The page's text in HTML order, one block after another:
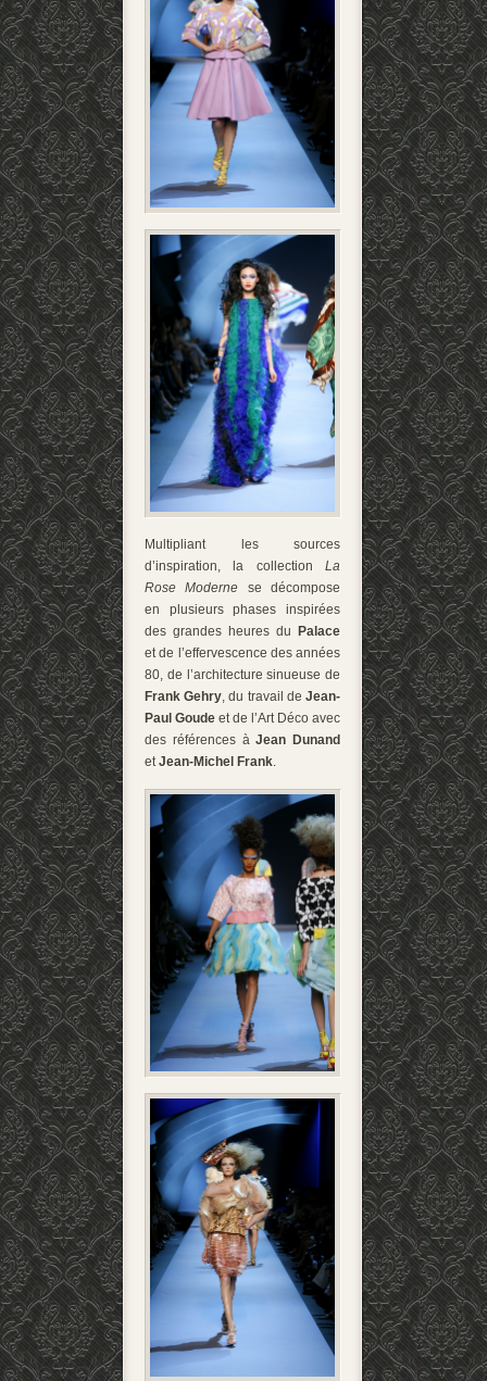
Multipliant les sources
d’inspiration, la collection La
Rose Moderne se décompose
en plusieurs phases inspirées
des grandes heures du
Palace
et de l’effervescence des années
80, de l’architecture sinueuse de
Frank Gehry, du travail de Jean-
Paul Goude et de l’Art Déco avec
des références àJean Dunand
etJean-Michel Frank.